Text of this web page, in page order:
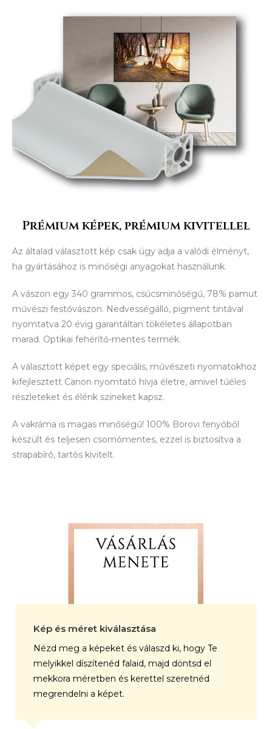
Prémium képek, prémium kivitellel
Az általad választott kép csak úgy adja a valódi élményt,
ha gyártásához is minőségi anyagokat használunk.
A vászon egy 340 grammos, csúcsminőségű, 78% pamut
művészi festővászon. Nedvességálló, pigment tintával
nyomtatva 20 évig garantáltan tökéletes állapotban
marad. Optikai fehérítő-mentes termék.
A választott képet egy speciális, művészeti nyomatokhoz
kifejlesztett Canon nyomtató hívja életre, amivel tűéles
részleteket és élénk színeket kapsz.
A vakráma is magas minőségű! 100% Borovi fenyőből
készült és teljesen csomómentes, ezzel is biztosítva a
strapabíró, tartós kivitelt.
Kép és méret kiválasztása
Nézd meg a képeket és válaszd ki, hogy Te
melyikkel díszítenéd falaid, majd döntsd el
mekkora méretben és kerettel szeretnéd
megrendelni a képet.